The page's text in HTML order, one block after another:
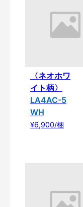
〈ネオホワ
イト柄〉
LA4AC-5
WH
¥6,900/梱